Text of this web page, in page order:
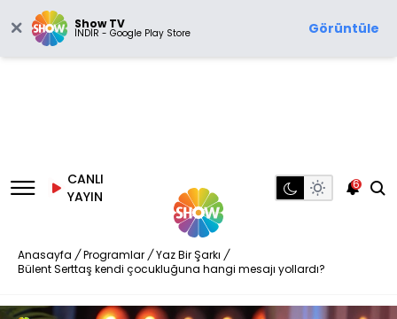
Show TV
İNDİR - Google Play Store Görüntüle
CANLI
YAYIN
6
Anasayfa / Programlar / Yaz Bir Şarkı /
Bülent Serttaş kendi çocukluğuna hangi mesajı yollardı?